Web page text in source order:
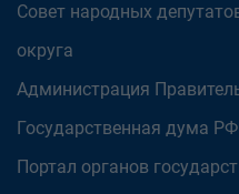
Совет народных
округа
Администрация
Государственная дума РФ
Портал органов